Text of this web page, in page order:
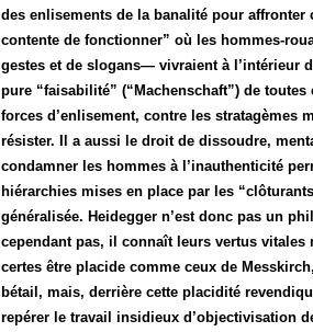
des enlisements de la banalité pour
contente de fonctionner” où les hommes-
gestes et de slogans— vivraient à l’intérieur
pure “faisabilité” (“Machenschaft”) de
forces d’enlisement, contre les stratagèmes
résister. Il a aussi le droit de dissoudre,
condamner les hommes à l’inauthenticité
hiérarchies mises en place par les
généralisée. Heidegger n’est donc pas un
cependant pas, il connaît leurs vertus
certes être placide comme ceux de
bétail, mais, derrière cette placidité
repérer le travail insidieux d’objectivisation